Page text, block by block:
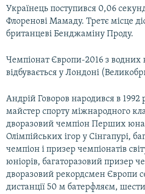
Українець поступився 0,06
Флоренові Мамаду. Третє місце
британцеві Бенджаміну Проду.
Чемпіонат Європи-2016 з водних
відбувається у Лондоні
Андрій Говоров народився в 1992
майстер спорту міжнародного
дворазовий чемпіон Перших
Олімпійських ігор у Сінгапурі,
чемпіон і призер чемпіонатів
юніорів, багаторазовий призер
дворазовий рекордсмен Європи
дистанції 50 м батерфляєм,